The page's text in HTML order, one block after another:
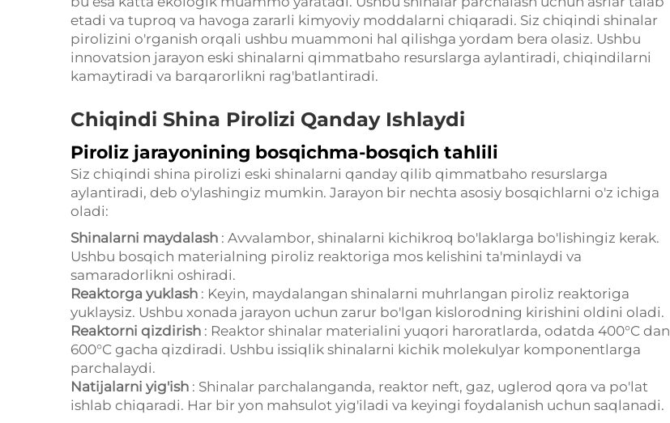
etadi va tuproq va havoga zararli kimyoviy moddalarni chiqaradi. Siz chiqindi shinalar
pirolizini o'rganish orqali ushbu muammoni hal qilishga yordam bera olasiz. Ushbu
innovatsion jarayon eski shinalarni qimmatbaho resurslarga aylantiradi, chiqindilarni
kamaytiradi va barqarorlikni rag'batlantiradi.
Chiqindi Shina Pirolizi Qanday Ishlaydi
Piroliz jarayonining bosqichma-bosqich tahlili
Siz chiqindi shina pirolizi eski shinalarni qanday qilib qimmatbaho resurslarga
aylantiradi, deb o'ylashingiz mumkin. Jarayon bir nechta asosiy bosqichlarni o'z ichiga
oladi:
Shinalarni maydalash : Avvalambor, shinalarni kichikroq bo'laklarga bo'lishingiz kerak.
Ushbu bosqich materialning piroliz reaktoriga mos kelishini ta'minlaydi va
samaradorlikni oshiradi.
Reaktorga yuklash : Keyin, maydalangan shinalarni muhrlangan piroliz reaktoriga
yuklaysiz. Ushbu xonada jarayon uchun zarur bo'lgan kislorodning kirishini oldini oladi.
Reaktorni qizdirish : Reaktor shinalar materialini yuqori haroratlarda, odatda 400°C dan
600°C gacha qizdiradi. Ushbu issiqlik shinalarni kichik molekulyar komponentlarga
parchalaydi.
Natijalarni yig'ish : Shinalar parchalanganda, reaktor neft, gaz, uglerod qora va po'lat
ishlab chiqaradi. Har bir yon mahsulot yig'iladi va keyingi foydalanish uchun saqlanadi.